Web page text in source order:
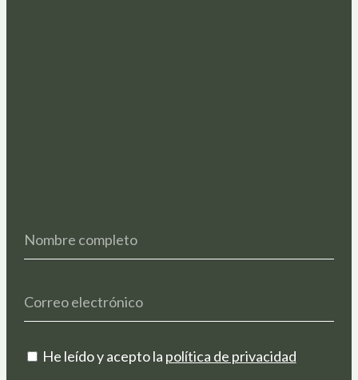
He leído y acepto la política de privacidad